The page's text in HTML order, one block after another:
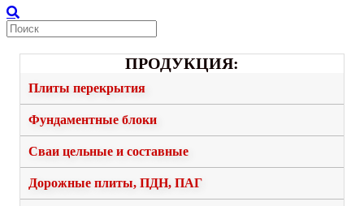
ПРОДУКЦИЯ:
Плиты перекрытия
Фундаментные блоки
Сваи цельные и составные
Дорожные плиты, ПДН, ПАГ